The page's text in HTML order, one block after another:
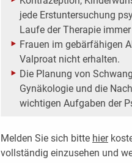
jede Erstuntersuchung
Laufe der Therapie
Frauen im gebärfähigen
Valproat nicht erhalten.
Die Planung von
Gynäkologie und die
wichtigen Aufgaben der
Melden Sie sich bitte hier
vollständig einzusehen und